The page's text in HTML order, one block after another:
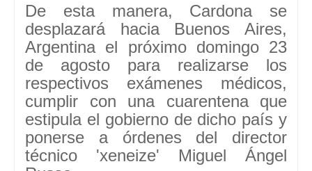
De esta manera, Cardona se
desplazará hacia Buenos Aires,
Argentina el próximo domingo 23
de agosto para realizarse los
respectivos exámenes médicos,
cumplir con una cuarentena que
estipula el gobierno de dicho país y
ponerse a órdenes del director
técnico 'xeneize' Miguel Ángel